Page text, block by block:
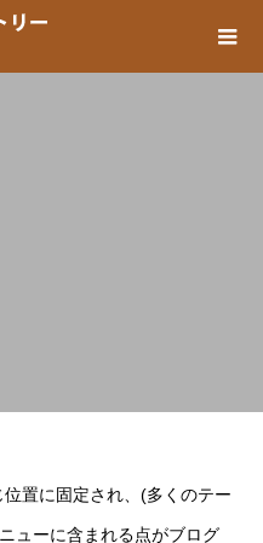
置に固定され、(多くのテー
ューに含まれる点がブログ